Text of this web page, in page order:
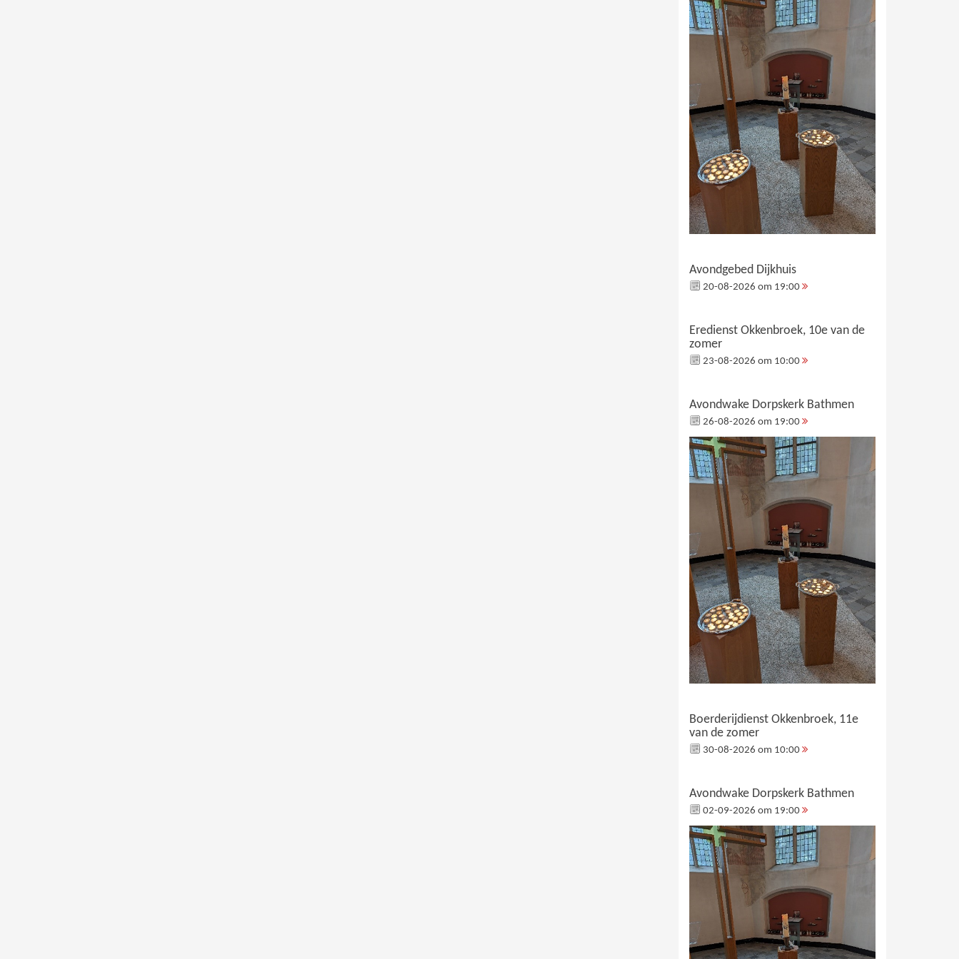
Avondgebed Dijkhuis
20-08-2026 om 19:00
Eredienst Okkenbroek, 10e van de
zomer
23-08-2026 om 10:00
Avondwake Dorpskerk Bathmen
26-08-2026 om 19:00
Boerderijdienst Okkenbroek, 11e
van de zomer
30-08-2026 om 10:00
Avondwake Dorpskerk Bathmen
02-09-2026 om 19:00